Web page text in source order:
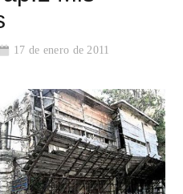
17 de enero de 2011